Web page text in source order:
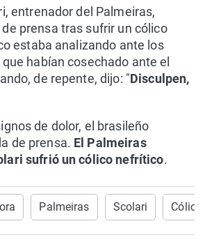
entrenador del Palmeiras,
prensa tras sufrir un cólico
estaba analizando ante los
habían cosechado ante el
de repente, dijo: "Disculpen,
de dolor, el brasileño
de prensa. El Palmeiras
sufrió un cólico nefrítico.
Palmeiras Scolari